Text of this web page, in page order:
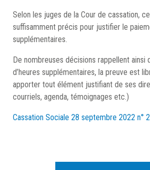
Selon les juges de la Cour de cassation,
suffisamment précis pour justifier le
supplémentaires.
De nombreuses décisions rappellent ainsi
d’heures supplémentaires, la preuve est
apporter tout élément justifiant de ses
courriels, agenda, témoignages etc.)
Cassation Sociale 28 septembre 2022 n°